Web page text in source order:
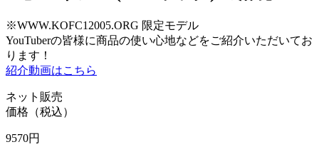
※WWW.KOFC12005.ORG 限定モデル
YouTuberの皆様に商品の使い心地などをご紹介いただいてお
ります！
紹介動画はこちら
ネット販売
価格（税込）
9570円